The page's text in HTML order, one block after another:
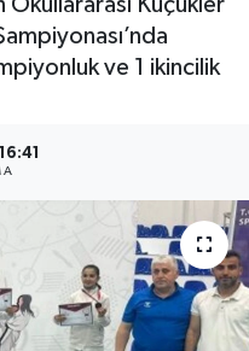
ve 1 ikincilik